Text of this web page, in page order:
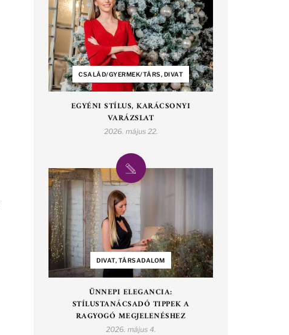
CSALÁD/GYERMEK/TÁRS, DIVAT
EGYÉNI STÍLUS, KARÁCSONYI
VARÁZSLAT
2026. május 22.
DIVAT, TÁRSADALOM
ÜNNEPI ELEGANCIA:
STÍLUSTANÁCSADÓ TIPPEK A
RAGYOGÓ MEGJELENÉSHEZ
2026. május 4.